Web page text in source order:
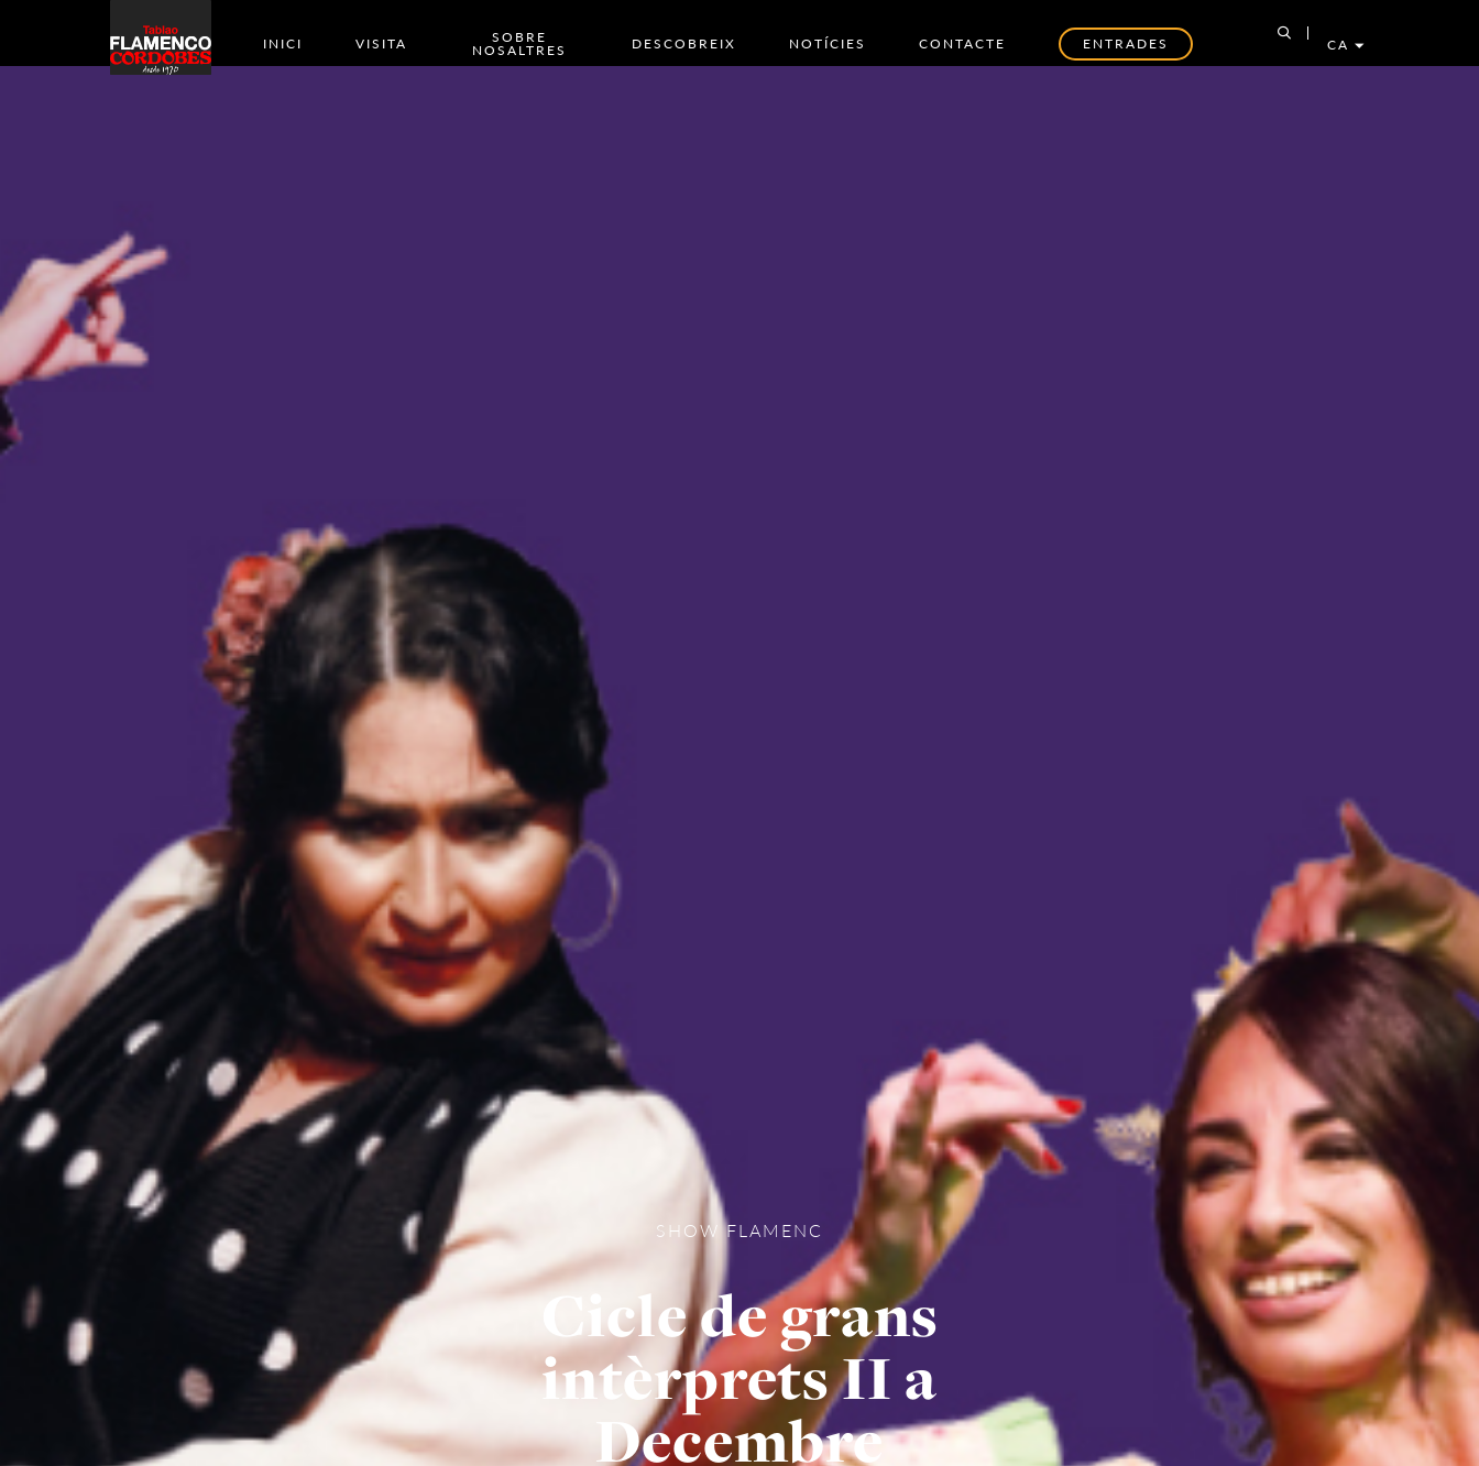
INICI VISITA SOBRE
NOSALTRES DESCOBREIX NOTÍCIES CONTACTE ENTRADES CA
SHOW FLAMENC
Cicle de grans
intèrprets II a
Decembre